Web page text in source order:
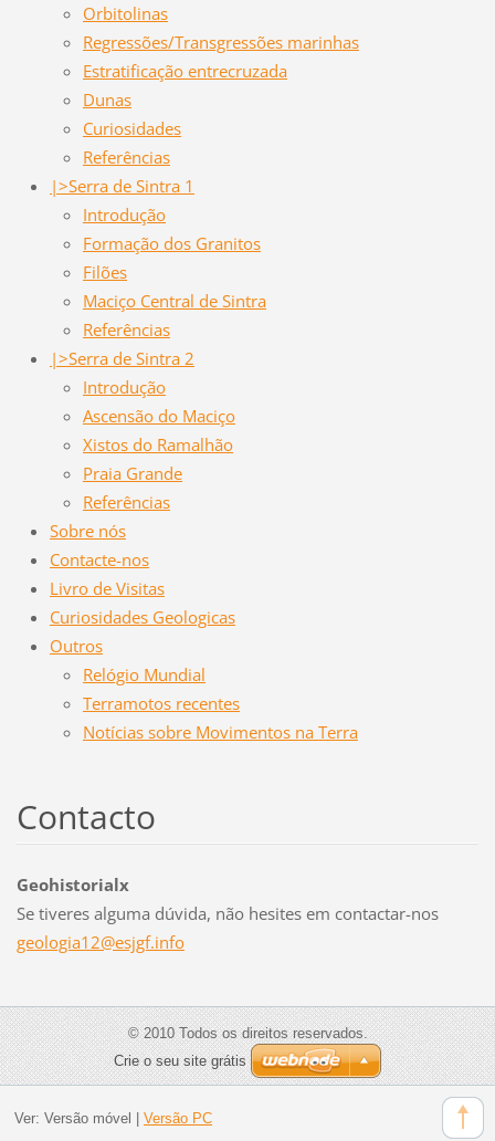
Orbitolinas
Regressões/Transgressões marinhas
Estratificação entrecruzada
Dunas
Curiosidades
Referências
|>Serra de Sintra 1
Introdução
Formação dos Granitos
Filões
Maciço Central de Sintra
Referências
|>Serra de Sintra 2
Introdução
Ascensão do Maciço
Xistos do Ramalhão
Praia Grande
Referências
Sobre nós
Contacte-nos
Livro de Visitas
Curiosidades Geologicas
Outros
Relógio Mundial
Terramotos recentes
Notícias sobre Movimentos na Terra
Contacto
Geohistorialx
Se tiveres alguma dúvida, não hesites em contactar-nos
geologia12@esjgf.info
© 2010 Todos os direitos reservados.
Crie o seu site grátis
Ver: Versão móvel Versão PC